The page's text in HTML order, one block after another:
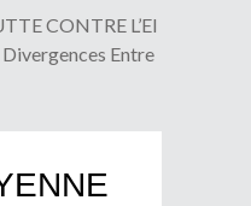
CONTRE L’EI
Divergences Entre